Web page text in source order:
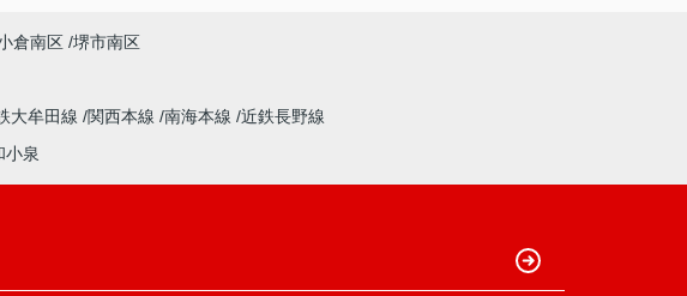
倉南区 堺市南区
大牟田線 関西本線 南海本線 近鉄長野線
小泉